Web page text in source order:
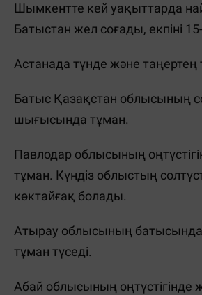
Шымкентте кей уақыттарда
Батыстан жел соғады, екпіні
Астанада түнде және таңертең
Батыс Қазақстан облысының
шығысында тұман.
Павлодар облысының
тұман. Күндіз облыстың
көктайғақ болады.
Атырау облысының батысында,
тұман түседі.
Абай облысының